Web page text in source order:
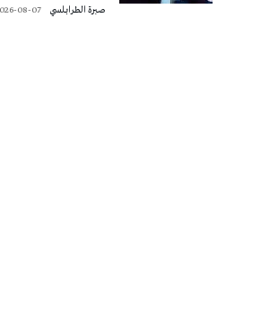
صبرة الطرابلسي 08-07